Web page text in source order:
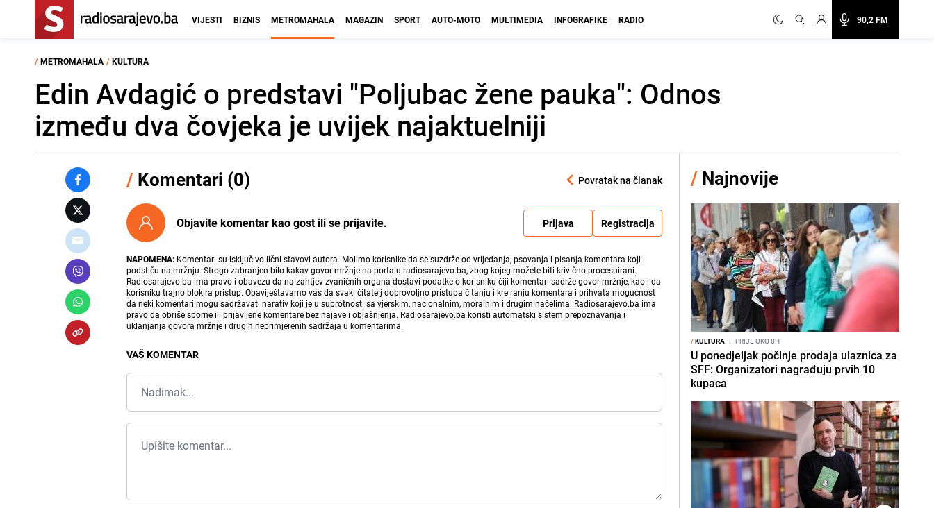
90,2 FM
VIJESTI BIZNIS METROMAHALA MAGAZIN SPORT AUTO-MOTO MULTIMEDIA INFOGRAFIKE RADIO
/ METROMAHALA / KULTURA
Edin Avdagić o predstavi "Poljubac žene pauka": Odnos
između dva čovjeka je uvijek najaktuelniji
/ Komentari (0) Povratak na članak
Objavite komentar kao gost ili se prijavite. Prijava Registracija
NAPOMENA: Komentari su isključivo lični stavovi autora. Molimo korisnike da se suzdrže od vrijeđanja, psovanja i pisanja komentara koji
podstiču na mržnju. Strogo zabranjen bilo kakav govor mržnje na portalu radiosarajevo.ba, zbog kojeg možete biti krivično procesuirani.
Radiosarajevo.ba ima pravo i obavezu da na zahtjev zvaničnih organa dostavi podatke o korisniku čiji komentari sadrže govor mržnje, kao i da
korisniku trajno blokira pristup. Obaviještavamo vas da svaki čitatelj dobrovoljno pristupa čitanju i kreiranju komentara i prihvata mogućnost
da neki komentari mogu sadržavati narativ koji je u suprotnosti sa vjerskim, nacionalnim, moralnim i drugim načelima. Radiosarajevo.ba ima
pravo da obriše sporne ili prijavljene komentare bez najave i objašnjenja. Radiosarajevo.ba koristi automatski sistem prepoznavanja i
uklanjanja govora mržnje i drugih neprimjerenih sadržaja u komentarima.
VAŠ KOMENTAR
/ Najnovije
/KULTURA I PRIJE OKO 8H
U ponedjeljak počinje prodaja ulaznica za
SFF: Organizatori nagrađuju prvih 10
kupaca